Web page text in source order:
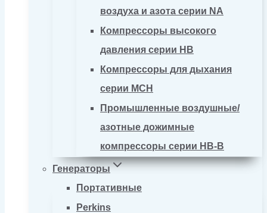
воздуха и азота серии NA
Компрессоры высокого
давления серии HB
Компрессоры для дыхания
серии MCH
Промышленные воздушные/
азотные дожимные
компрессоры серии HB-B
Генераторы
Портативные
Perkins